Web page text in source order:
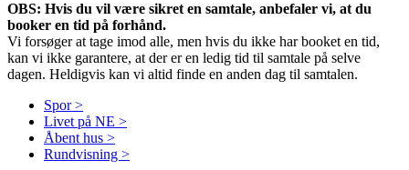
OBS: Hvis du vil være sikret en samtale, anbefaler vi, at du
booker en tid på forhånd.
Vi forsøger at tage imod alle, men hvis du ikke har booket en tid,
kan vi ikke garantere, at der er en ledig tid til samtale på selve
dagen. Heldigvis kan vi altid finde en anden dag til samtalen.
Spor >
Livet på NE >
Åbent hus >
Rundvisning >